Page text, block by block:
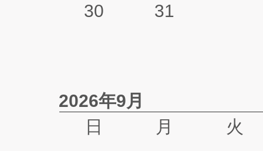
30 31
2026年9月
日
月 火